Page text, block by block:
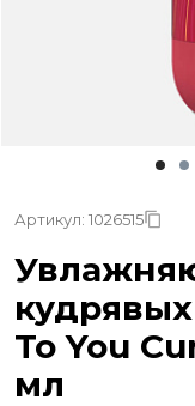
Артикул: 1026515
To You
мл